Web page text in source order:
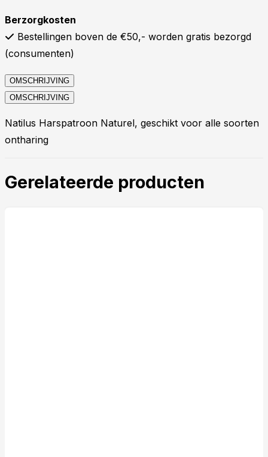
Berzorgkosten
Bestellingen boven de €50,- worden gratis bezorgd
(consumenten)
OMSCHRIJVING
OMSCHRIJVING
Natilus Harspatroon Naturel, geschikt voor alle soorten
ontharing
Gerelateerde producten